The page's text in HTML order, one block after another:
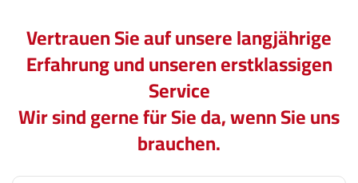
Vertrauen Sie auf unsere langjährige
Erfahrung und unseren erstklassigen
Service
Wir sind gerne für Sie da, wenn Sie uns
brauchen.